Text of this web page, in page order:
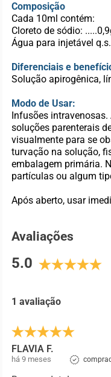
Composição
Cada 10ml contém:
Cloreto de sódio:
Água para injetável
Diferenciais e
Solução apirogênica,
Modo de Usar:
Infusões
soluções parenterais
visualmente para se
turvação na solução,
embalagem primária.
partículas ou algum
Após aberto, usar
Avaliações
5.0
1 avaliação
FLAVIA F.
há 9 meses